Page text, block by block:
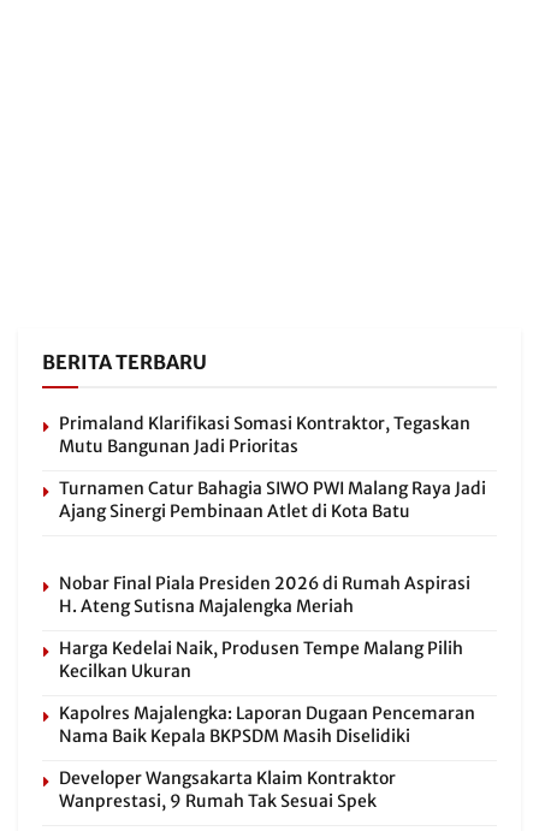
BERITA TERBARU
Primaland Klarifikasi Somasi Kontraktor, Tegaskan
Mutu Bangunan Jadi Prioritas
Turnamen Catur Bahagia SIWO PWI Malang Raya Jadi
Ajang Sinergi Pembinaan Atlet di Kota Batu
Nobar Final Piala Presiden 2026 di Rumah Aspirasi
H. Ateng Sutisna Majalengka Meriah
Harga Kedelai Naik, Produsen Tempe Malang Pilih
Kecilkan Ukuran
Kapolres Majalengka: Laporan Dugaan Pencemaran
Nama Baik Kepala BKPSDM Masih Diselidiki
Developer Wangsakarta Klaim Kontraktor
Wanprestasi, 9 Rumah Tak Sesuai Spek